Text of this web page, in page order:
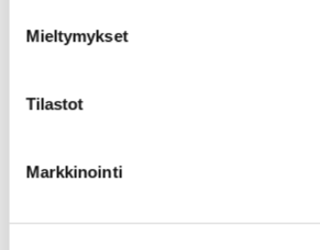
Mieltymykset
Tilastot
Markkinointi